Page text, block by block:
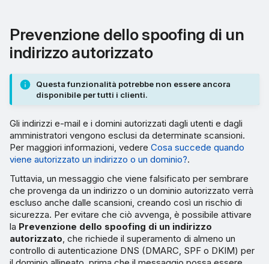
Prevenzione dello spoofing di un
indirizzo autorizzato
Questa funzionalità potrebbe non essere ancora
disponibile per tutti i clienti.
Gli indirizzi e-mail e i domini autorizzati dagli utenti e dagli
amministratori vengono esclusi da determinate scansioni.
Per maggiori informazioni, vedere Cosa succede quando
viene autorizzato un indirizzo o un dominio?.
Tuttavia, un messaggio che viene falsificato per sembrare
che provenga da un indirizzo o un dominio autorizzato verrà
escluso anche dalle scansioni, creando così un rischio di
sicurezza. Per evitare che ciò avvenga, è possibile attivare
la Prevenzione dello spoofing di un indirizzo
autorizzato, che richiede il superamento di almeno un
controllo di autenticazione DNS (DMARC, SPF o DKIM) per